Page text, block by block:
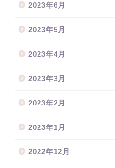
2023年6月
2023年5月
2023年4月
2023年3月
2023年2月
2023年1月
2022年12月